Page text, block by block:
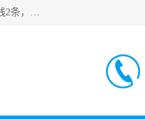
良鸿塑胶五金有限公司成 立于1998年，现厂房占地面积1200平方米，拥有十万级无尘车间，自动喷涂线1条，手动喷涂线2条，丝印移印滚印烫印拉线1条，本公司自建厂以来一直 以“顾客、品质、服务三个第一”为原则，从来货到处理、喷漆、烘烤、品检、包装等每一道工序都严格把持质量关，竭诚为广大朋友、客户服务。现如今已深得广 大客户信赖。